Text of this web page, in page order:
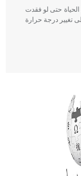
الحياة حتى لو فقدت
تغيير درجة حرارة
جروح الرأس. ويعود
في البحر ويتركب
شديد الحمرة وهو